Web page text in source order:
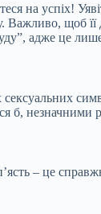
на успіх!
щоб її
адже це
б, незначними
– це